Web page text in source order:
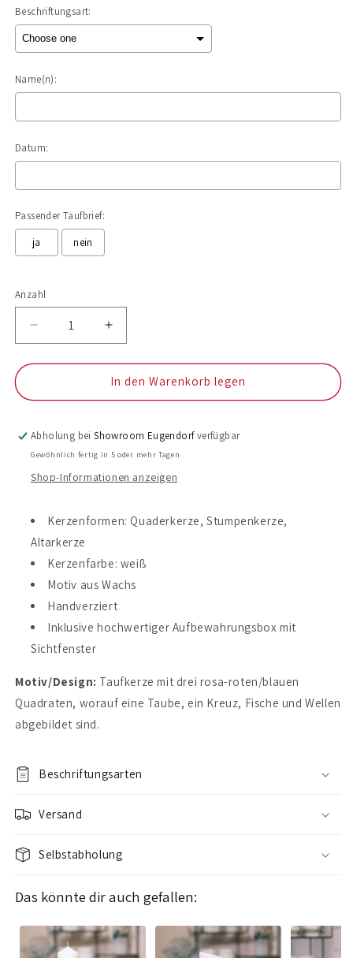
Beschriftungsart:
Name(n):
Datum:
Passender Taufbrief:
ja
nein
Selection will add
Anzahl
Anzahl
Verringere
die
Menge
Taufkerze
Erhöhe
die
Menge
für
Taufkerze
In den Warenkorb legen
Abholung beiShowroom Eugendorfverfügbar
Gewöhnlich fertig in 5 oder mehr Tagen
Shop-Informationen anzeigen
Kerzenformen: Quaderkerze, Stumpenkerze,
Altarkerze
Kerzenfarbe: weiß
Motiv aus Wachs
Handverziert
Inklusive hochwertiger Aufbewahrungsbox mit
Sichtfenster
Motiv/Design: Taufkerze mit drei rosa-roten/blauen
Quadraten, worauf eine Taube, ein Kreuz, Fische und Wellen
abgebildet sind.
Beschriftungsarten
Versand
Selbstabholung
Das könnte dir auch gefallen: